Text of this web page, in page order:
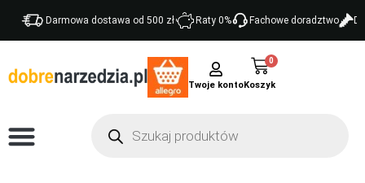
Darmowa dostawa od 500 zł Raty 0% Fachowe doradztwo
Twoje konto
0